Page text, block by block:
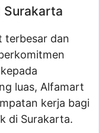
terbesar dan
luas, Alfamart
kerja bagi
di Surakarta.